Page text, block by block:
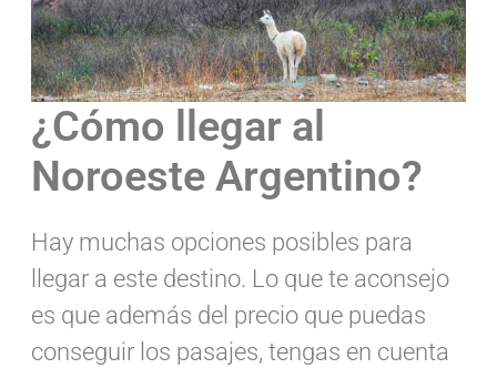
¿Cómo llegar al
Noroeste Argentino?
Hay muchas opciones posibles para
llegar a este destino. Lo que te aconsejo
es que además del precio que puedas
conseguir los pasajes, tengas en cuenta